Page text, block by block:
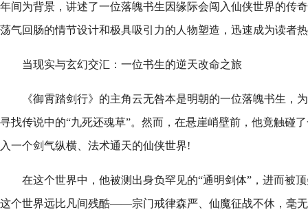
年间为背景，讲述了一位落魄书生因缘际会闯入仙侠世界的传
荡气回肠的情节设计和极具吸引力的人物塑造，迅速成为读者
当现实与玄幻交汇：一位书生的逆天改命之旅
《御霄踏剑行》的主角云无咎本是明朝的一位落魄书生，
寻找传说中的“九死还魂草”。然而，在悬崖峭壁前，他竟触碰
入一个剑气纵横、法术通天的仙侠世界!
在这个世界中，他被测出身负罕见的“通明剑体”，进而被
这个世界远比凡间残酷——宗门戒律森严、仙魔征战不休，毫